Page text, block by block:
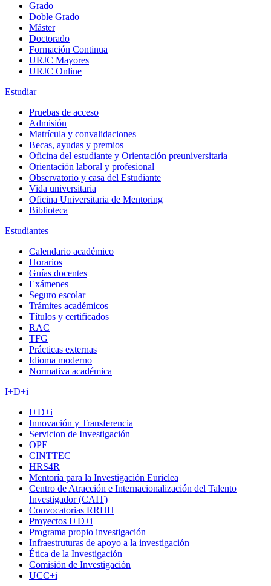
Grado
Doble Grado
Máster
Doctorado
Formación Continua
URJC Mayores
URJC Online
Estudiar
Pruebas de acceso
Admisión
Matrícula y convalidaciones
Becas, ayudas y premios
Oficina del estudiante y Orientación preuniversitaria
Orientación laboral y profesional
Observatorio y casa del Estudiante
Vida universitaria
Oficina Universitaria de Mentoring
Biblioteca
Estudiantes
Calendario académico
Horarios
Guías docentes
Exámenes
Seguro escolar
Trámites académicos
Títulos y certificados
RAC
TFG
Prácticas externas
Idioma moderno
Normativa académica
I+D+i
I+D+i
Innovación y Transferencia
Servicion de Investigación
OPE
CINTTEC
HRS4R
Mentoría para la Investigación Euriclea
Centro de Atracción e Internacionalización del Talento
Investigador (CAIT)
Convocatorias RRHH
Proyectos I+D+i
Programa propio investigación
Infraestruturas de apoyo a la investigación
Ética de la Investigación
Comisión de Investigación
UCC+i